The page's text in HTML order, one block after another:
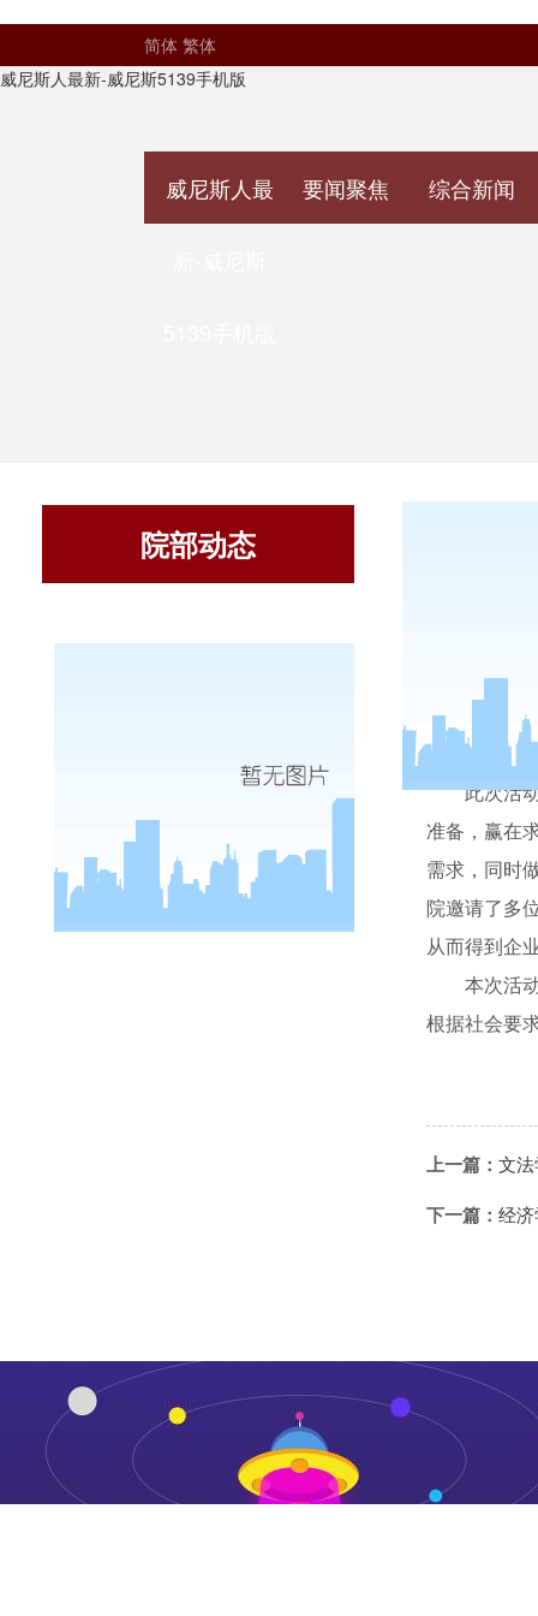
简体 繁体
威尼斯人最新-威尼斯5139手机版
威尼斯人最 要闻聚焦 综合新闻
院部动态
6
此次活
准备，赢在
需求，同时
院邀请了多
从而得到企
本次活
根据社会要
上一篇： 文
下一篇： 经